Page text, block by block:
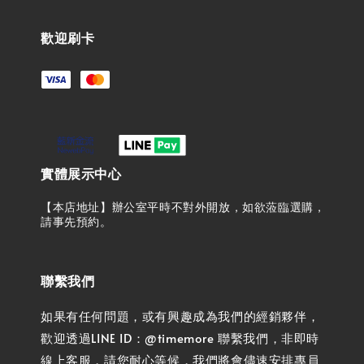
歡迎刷卡
實體展示中心
【本店地址】辦公室平時不對外開放，如欲蒞臨選購，
請事先預約。
聯繫我們
如果有任何問題，或有興趣成為我們的經銷夥伴，
歡迎透過LINE ID：@timemore 聯繫我們，非即時
線上客服，請您耐心等候，我們將會儘速安排專員